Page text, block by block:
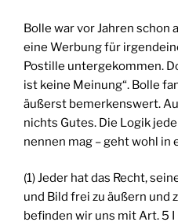
Bolle war vor Jahren
eine Werbung für
Postille untergekommen.
ist keine Meinung“. Bolle
äußerst bemerkenswert.
nichts Gutes. Die Logik
nennen mag – geht wohl in
(1) Jeder hat das Recht,
und Bild frei zu äußern und
befinden wir uns mit Art. 5